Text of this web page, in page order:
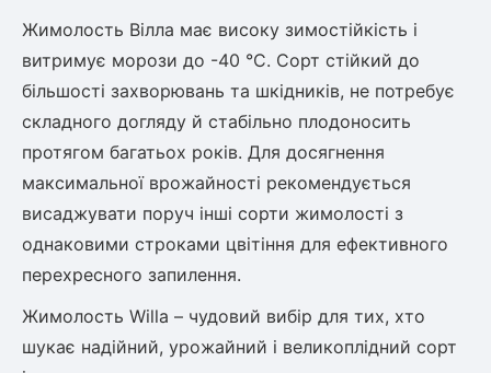
Жимолость Вілла має високу зимостійкість і
витримує морози до -40 °C. Сорт стійкий до
більшості захворювань та шкідників, не потребує
складного догляду й стабільно плодоносить
протягом багатьох років. Для досягнення
максимальної врожайності рекомендується
висаджувати поруч інші сорти жимолості з
однаковими строками цвітіння для ефективного
перехресного запилення.
Жимолость Willa – чудовий вибір для тих, хто
шукає надійний, урожайний і великоплідний сорт